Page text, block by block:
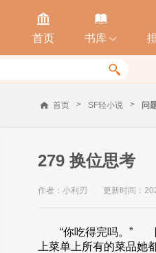

首页

书库 

首页 > SF轻小说 > 问
279 换位思考
作者：小利刃 更新时间：
“你吃得完吗。” 陆
上菜单上所有的菜品